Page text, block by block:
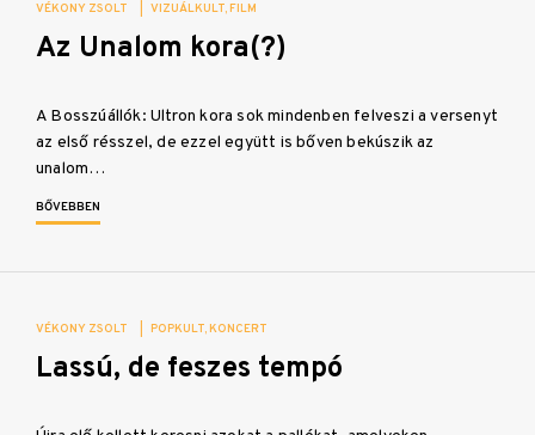
VÉKONY ZSOLT VIZUÁLKULT FILM
Az Unalom kora(?)
A Bosszúállók: Ultron kora sok mindenben felveszi a versenyt
az első résszel, de ezzel együtt is bőven bekúszik az
unalom…
BŐVEBBEN
VÉKONY ZSOLT POPKULT KONCERT
Lassú, de feszes tempó